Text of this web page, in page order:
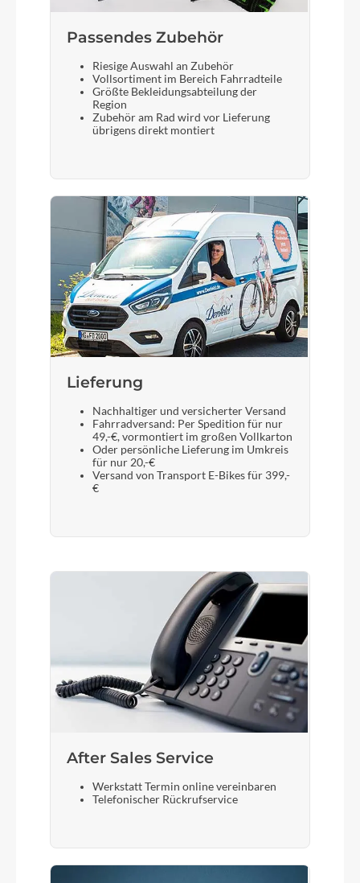
Bremshebel
Shimano Alfine BL-S7000
Schloss
Steuersatz
VP CI Tapered Set
Sattel
Selle Royal Essenza Moderate
SR Suntour Mobie A32 Coil, 15 x 100 mm, 75 mm
Display
Bosch Intuvia 100
Flyer Alloy, 30.9 mm x 350 mm
Passendes Zubehör
Riesige Auswahl an Zubehör
Vollsortiment im Bereich Fahrradteile
Größte Bekleidungsabteilung der
Region
Zubehör am Rad wird vor Lieferung
übrigens direkt montiert
Lieferung
Nachhaltiger und versicherter Versand
Fahrradversand: Per Spedition für nur
49,-€, vormontiert im großen Vollkarton
Oder persönliche Lieferung im Umkreis
für nur 20,-€
Versand von Transport E-Bikes für 399,-
€
After Sales Service
Werkstatt Termin online vereinbaren
Telefonischer Rückrufservice